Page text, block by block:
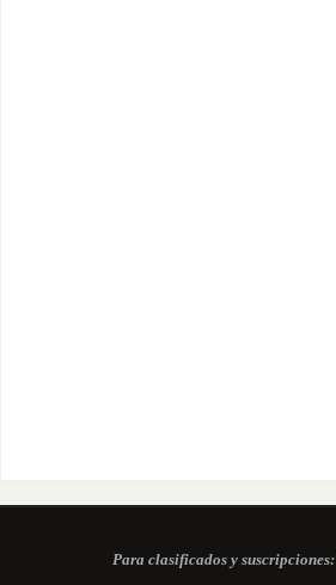
Para clasificados y suscripciones: